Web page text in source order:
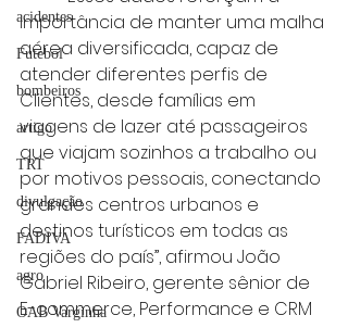
acidentes
Futebol
bombeiros
artigo
TRT
divulgação
FADIVA
agro
OAB Varginha
importância de manter uma malha
aérea diversificada, capaz de
atender diferentes perfis de
Clientes, desde famílias em
viagens de lazer até passageiros
que viajam sozinhos a trabalho ou
por motivos pessoais, conectando
grandes centros urbanos e
destinos turísticos em todas as
regiões do país”, afirmou João
Gabriel Ribeiro, gerente sênior de
E-commerce, Performance e CRM